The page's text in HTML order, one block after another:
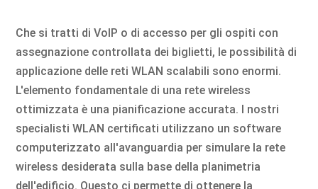
Che si tratti di VoIP o di accesso per gli ospiti con
assegnazione controllata dei biglietti, le possibilità di
applicazione delle reti WLAN scalabili sono enormi.
L'elemento fondamentale di una rete wireless
ottimizzata è una pianificazione accurata. I nostri
specialisti WLAN certificati utilizzano un software
computerizzato all'avanguardia per simulare la rete
wireless desiderata sulla base della planimetria
dell'edificio. Questo ci permette di ottenere la